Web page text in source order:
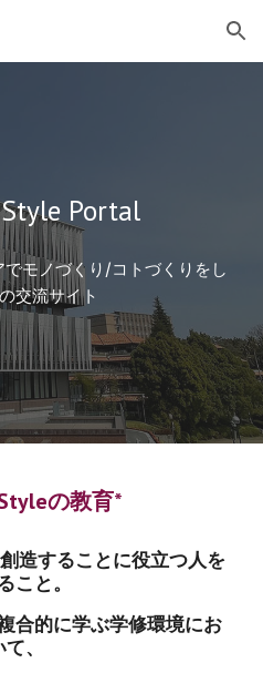
Skip to navigation
Portal
モノづくり/コトづくりをし
交流サイト
の教育*
造することに役立つ人を
こと。
合的に学ぶ学修環境にお
、